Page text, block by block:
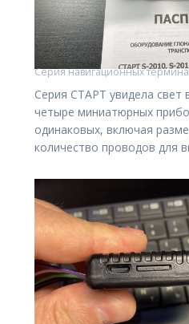
Серия навигационных
Серия СТАРТ увидела свет
четыре миниатюрных
одинаковых, включая
количество проводов для